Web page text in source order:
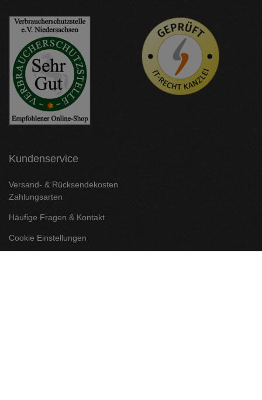
Kundenservice
Versand- & Rücksendekosten
Zahlungsarten
Häufige Fragen & Kontakt
Cookie Einstellungen